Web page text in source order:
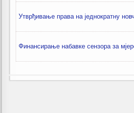
Утврђивање права на једнократну
Финансирање набавке сензора за